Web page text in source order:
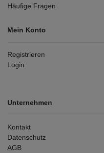
Häufige Fragen
Mein Konto
Registrieren
Login
Unternehmen
Kontakt
Datenschutz
AGB